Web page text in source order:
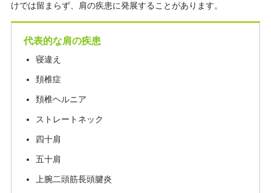
けでは留まらず、肩の疾患に発展することがあります。
代表的な肩の疾患
寝違え
頚椎症
頚椎ヘルニア
ストレートネック
四十肩
五十肩
上腕二頭筋長頭腱炎